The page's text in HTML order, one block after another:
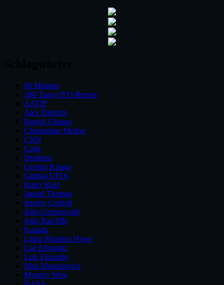
60 Minutes
180-Tage-UFO-Report
AATIP
Alex Dietrich
Barack Obama
Christopher Mellon
CNN
Cube
Drohnen
George Knapp
Gimbal UFOs
Harry Reid
Jamarl Thomas
Jeremy Corbell
John Greenewald
John Ratcliffe
Kanada
Linda Moulton Howe
Lue Elizondo
Luis Elizondo
Max Moszkowicz
Mystery Wire